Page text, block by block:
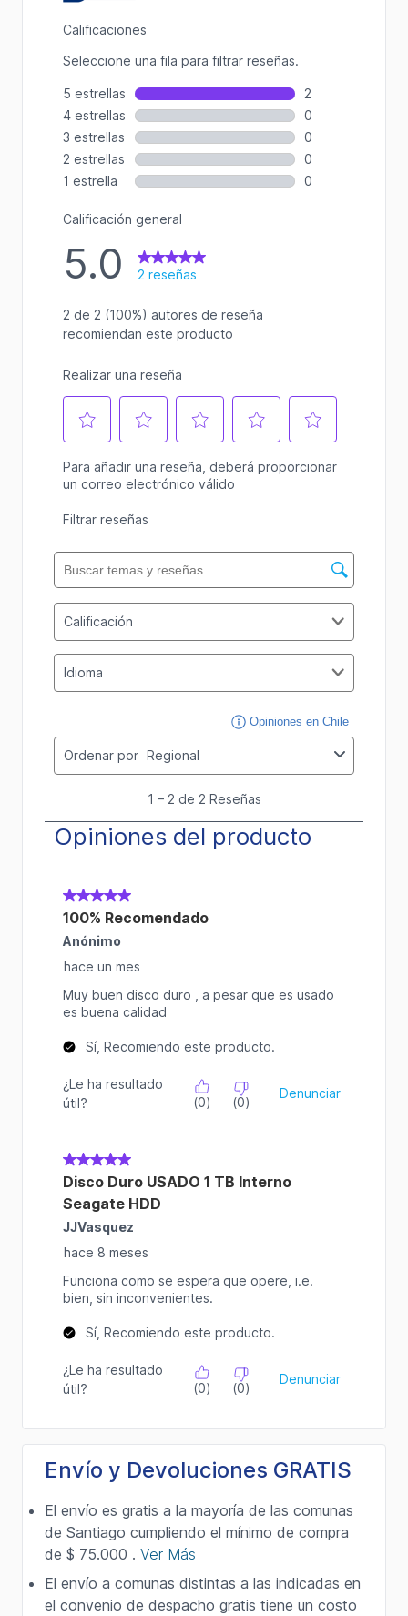
Envío y Devoluciones GRATIS
El envío es gratis a la mayoría de las comunas
de Santiago cumpliendo el mínimo de compra
de $ 75.000 . Ver Más
El envío a comunas distintas a las indicadas en
el convenio de despacho gratis tiene un costo